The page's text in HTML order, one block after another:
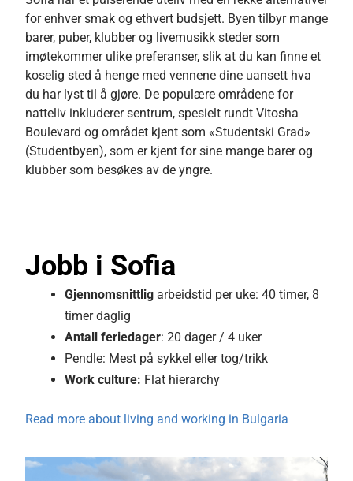
for enhver smak og ethvert budsjett. Byen tilbyr mange
barer, puber, klubber og livemusikk steder som
imøtekommer ulike preferanser, slik at du kan finne et
koselig sted å henge med vennene dine uansett hva
du har lyst til å gjøre. De populære områdene for
natteliv inkluderer sentrum, spesielt rundt Vitosha
Boulevard og området kjent som «Studentski Grad»
(Studentbyen), som er kjent for sine mange barer og
klubber som besøkes av de yngre.
Jobb i Sofia
Gjennomsnittlig arbeidstid per uke: 40 timer, 8
timer daglig
Antall feriedager: 20 dager / 4 uker
Pendle: Mest på sykkel eller tog/trikk
Work culture: Flat hierarchy
Read more about living and working in Bulgaria